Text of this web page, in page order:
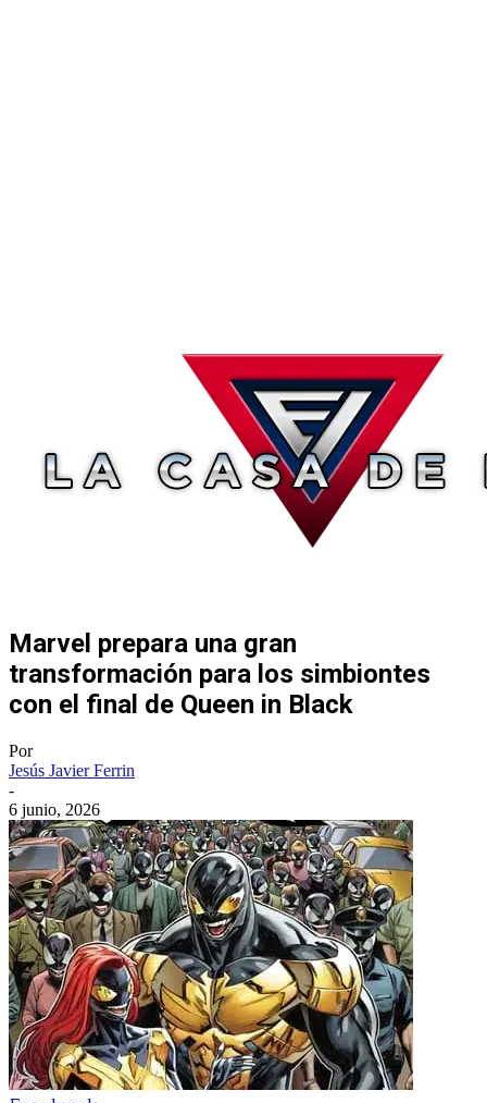
Marvel prepara una gran
transformación para los simbiontes
con el final de Queen in Black
Por
Jesús Javier Ferrin
-
6 junio, 2026